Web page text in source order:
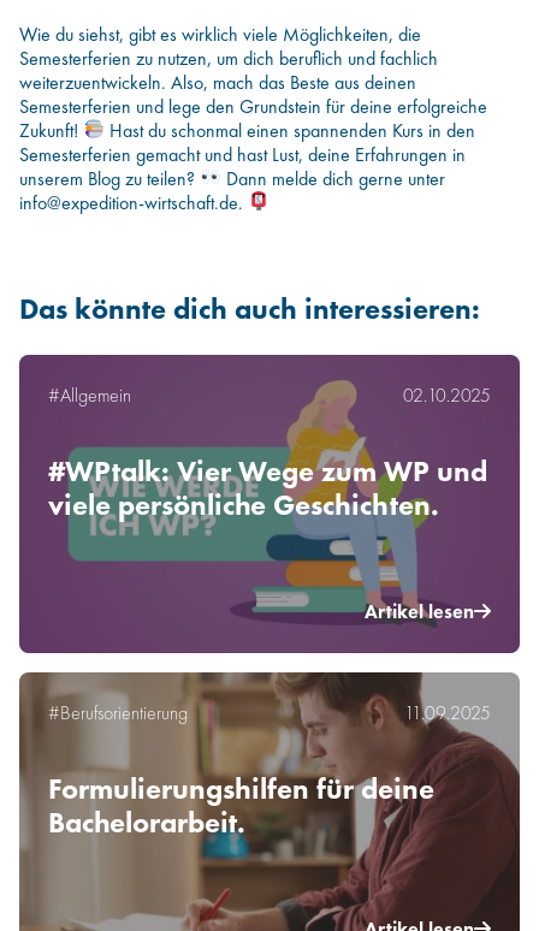
Wie du siehst, gibt es wirklich viele Möglichkeiten, die
Semesterferien zu nutzen, um dich beruflich und fachlich
weiterzuentwickeln. Also, mach das Beste aus deinen
Semesterferien und lege den Grundstein für deine erfolgreiche
Zukunft!
Hast du schonmal einen spannenden Kurs in den
Semesterferien gemacht und hast Lust, deine Erfahrungen in
unserem Blog zu teilen?
Dann melde dich gerne unter
info@expedition-wirtschaft.de.
Das könnte dich auch interessieren:
#Allgemein 02.10.2025
#WPtalk: Vier Wege zum WP und
viele persönliche Geschichten.
Artikel lesen
#Berufsorientierung 11.09.2025
Formulierungshilfen für deine
Bachelorarbeit.